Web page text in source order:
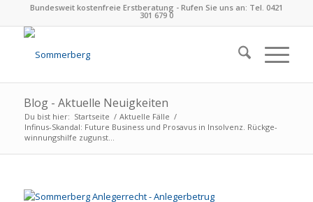
Bundesweit kostenfreie Erstberatung - Rufen Sie uns an: Tel. 0421
301 679 0
Blog - Aktuelle Neuigkeiten
Du bist hier: Startseite / Aktuelle Fälle /
Infinus-Skandal: Future Busi­ness und Pro­sa­vus in Insol­venz. Rück­ge­
win­nungs­hilfe zuguns­t...